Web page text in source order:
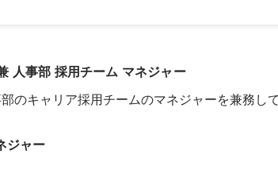
事部 採用チーム マネジャー
のキャリア採用チームのマネジャーを兼務し
ジャー